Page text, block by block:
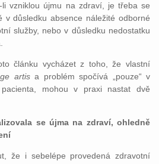
li vzniklou újmu na zdraví, je třeba se
v důsledku absence náležité odborné
služby, nebo v důsledku nedostatku
článku vycházet z toho, že vlastní
artisa problém spočívá „pouze“ v
pacienta, mohou v praxi nastat dvě
se újma na zdraví, ohledně
že i sebelépe provedená zdravotní